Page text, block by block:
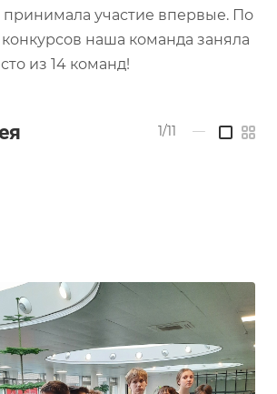
участие впервые. По
конкурсов наша команда заняла
из 14 команд!
1/11 —